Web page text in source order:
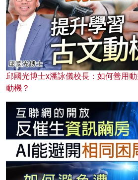
邱國光博士x潘詠儀校長：如何善用
動機？